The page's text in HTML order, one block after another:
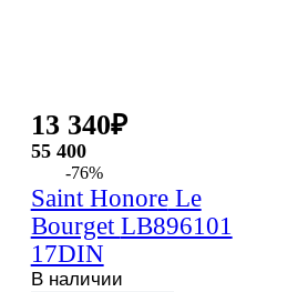
13 340₽
55 400
-76%
Saint HonoreLe
Bourget LB896101
17DIN
В наличии